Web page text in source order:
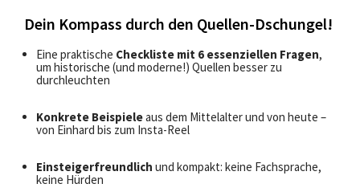
Dein Kompass durch den Quellen-Dschungel!
Eine praktische Checkliste mit 6 essenziellen Fragen,
um historische (und moderne!) Quellen besser zu
durchleuchten
Konkrete Beispieleaus dem Mittelalter und von heute –
von Einhard bis zum Insta-Reel
Einsteigerfreundlich und kompakt: keine Fachsprache,
keine Hürden